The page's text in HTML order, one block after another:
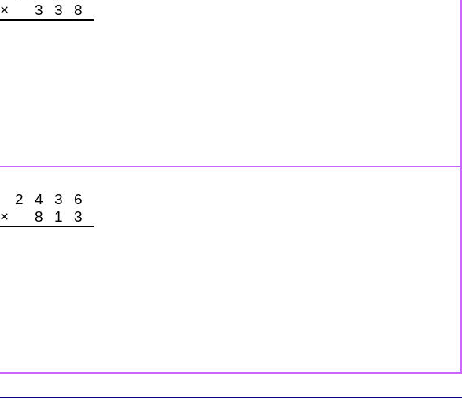
× 338
2436
× 813